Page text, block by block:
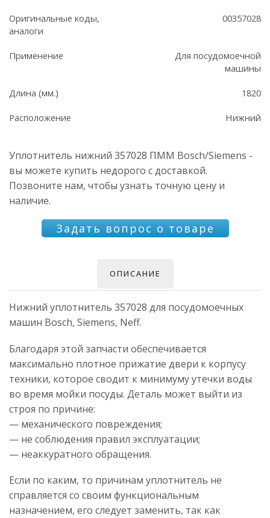
Оригинальные коды,
аналоги
00357028
Применение
Для посудомоечной
машины
Длина (мм.) 1820
Расположение Нижний
Уплотнитель нижний 357028 ПММ Bosch/Siemens -
вы можете купить недорого с доставкой.
Позвоните нам, чтобы узнать точную цену и
наличие.
Задать вопрос о товаре
ОПИСАНИЕ
Нижний уплотнитель 357028 для посудомоечных
машин Bosch, Siemens, Neff.
Благодаря этой запчасти обеспечивается
максимально плотное прижатие двери к корпусу
техники, которое сводит к минимуму утечки воды
во время мойки посуды. Деталь может выйти из
строя по причине:
— механического повреждения;
— не соблюдения правил эксплуатации;
— неаккуратного обращения.
Если по каким, то причинам уплотнитель не
справляется со своим функциональным
назначением, его следует заменить, так как